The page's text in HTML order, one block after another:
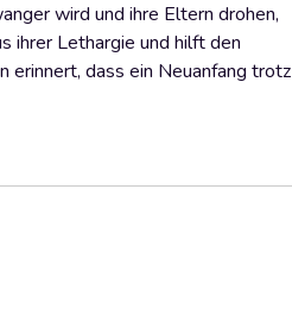
wird und ihre Eltern drohen,
ihrer Lethargie und hilft den
erinnert, dass ein Neuanfang trotz